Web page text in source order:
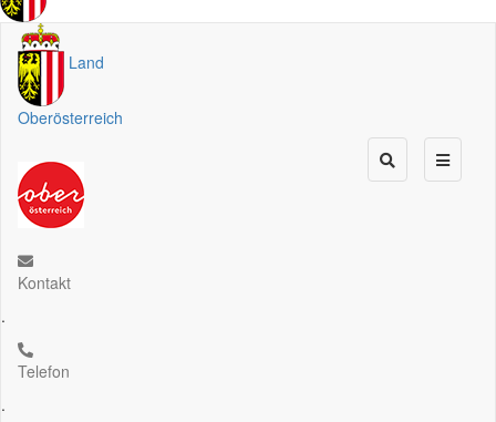
Land
Oberösterreich
Kontakt
.
Telefon
.